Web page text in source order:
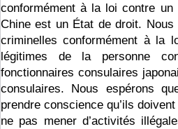
conformément à la loi contre un
Chine est un État de droit.
criminelles conformément à la
légitimes de la personne
fonctionnaires consulaires
consulaires. Nous espérons
prendre conscience qu’ils
ne pas mener d’activités